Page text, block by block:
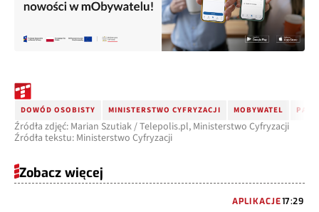
DOWÓD OSOBISTY MINISTERSTWO CYFRYZACJI MOBYWATEL
Źródła zdjęć: Marian Szutiak / Telepolis.pl, Ministerstwo Cyfryzacji
Źródła tekstu: Ministerstwo Cyfryzacji
Zobacz więcej
APLIKACJE17:29